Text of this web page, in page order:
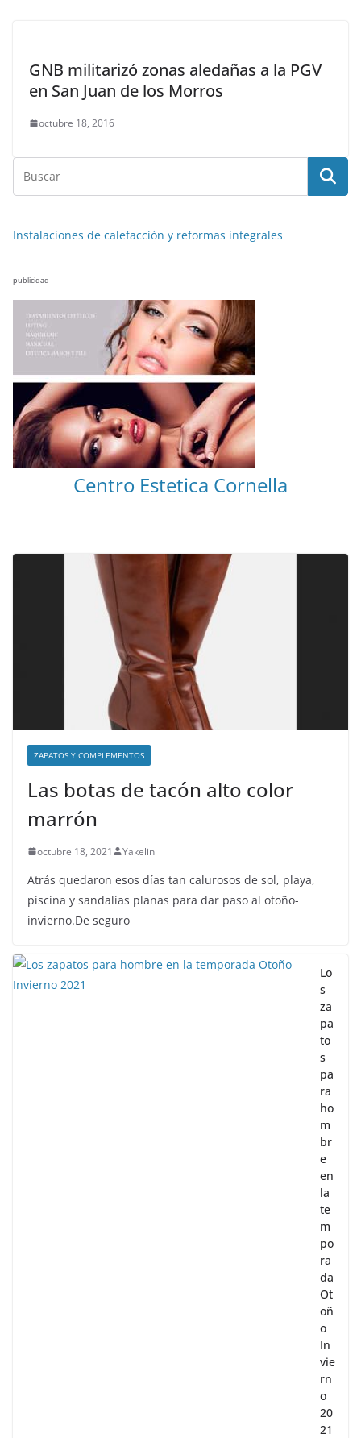
GNB militarizó zonas aledañas a la PGV
en San Juan de los Morros
octubre 18, 2016
Instalaciones de calefacción y reformas integrales
publicidad
Centro Estetica Cornella
ZAPATOS Y COMPLEMENTOS
Las botas de tacón alto color
marrón
octubre 18, 2021 Yakelin
Atrás quedaron esos días tan calurosos de sol, playa,
piscina y sandalias planas para dar paso al otoño-
invierno.De seguro
Lo
s
za
pa
to
s
pa
ra
ho
m
br
e
en
la
te
m
po
ra
da
Ot
oñ
o
In
vie
rn
o
20
21